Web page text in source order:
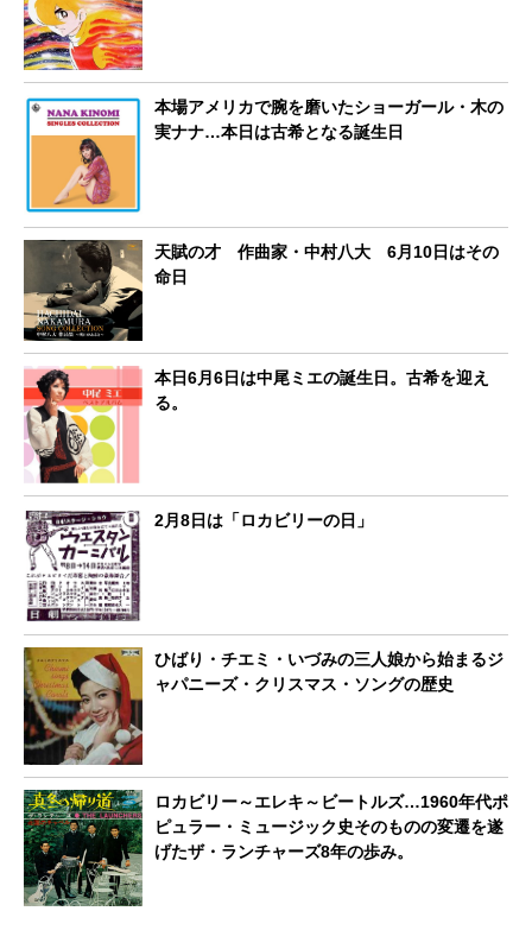
本場アメリカで腕を磨いたショーガール・木の
実ナナ…本日は古希となる誕生日
天賦の才 作曲家・中村八大 6月10日はその
命日
本日6月6日は中尾ミエの誕生日。古希を迎え
る。
2月8日は「ロカビリーの日」
ひばり・チエミ・いづみの三人娘から始まるジ
ャパニーズ・クリスマス・ソングの歴史
ロカビリー～エレキ～ビートルズ…1960年代ポ
ピュラー・ミュージック史そのものの変遷を遂
げたザ・ランチャーズ8年の歩み。